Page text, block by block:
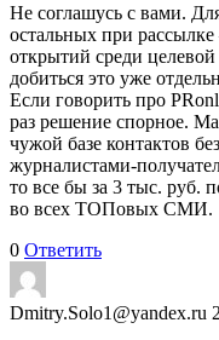
Не соглашусь с вами.
остальных при
открытий среди
добиться это уже
Если говорить про
раз решение спорное.
чужой базе контактов
журналистами-
то все бы за 3 тыс. руб.
во всех ТОПовых СМИ.
0 Ответить
Dmitry.Solo1@yandex.ru